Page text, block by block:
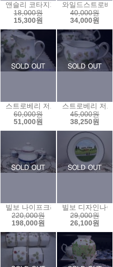
앤슬리 코타지가든 림습볼(20)
18,000원
15,300원
와일드스트로
40,000원
34,000원
스트로베리 저그2
60,000원
51,000원
스트로베리 저그1
45,000원
38,250원
빌보 나이프크리스마스 티팟셋트
220,000원
198,000원
빌보 디자인나
29,000원
26,100원